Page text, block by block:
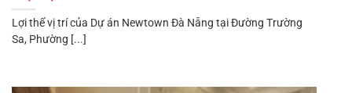
Lợi thế vị trí của Dự án Newtown Đà Nẵng tại Đường Trường
Sa, Phường [...]